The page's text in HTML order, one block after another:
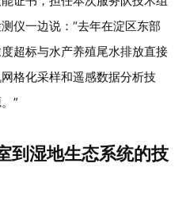
仪一边说：“去年在淀区东部
超标与水产养殖尾水排放直接
格化采样和遥感数据分析技
”
到湿地生态系统的技